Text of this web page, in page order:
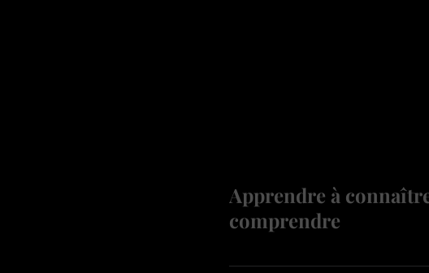
Apprendre à
comprendre